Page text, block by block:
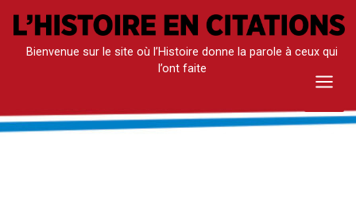
Aller
contenuBienvenue sur le site où l’Histoire donne la parole à ceux qui
l’ont faite
Main